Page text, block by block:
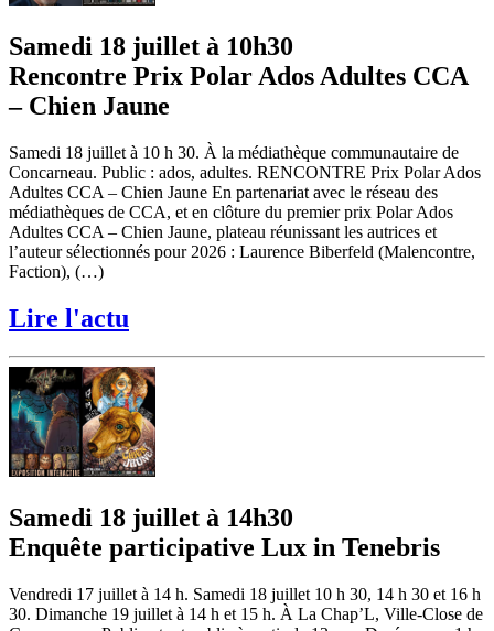
Samedi 18 juillet à 10h30
Rencontre Prix Polar Ados Adultes CCA
– Chien Jaune
Samedi 18 juillet à 10 h 30. À la médiathèque communautaire de
Concarneau. Public : ados, adultes. RENCONTRE Prix Polar Ados
Adultes CCA – Chien Jaune En partenariat avec le réseau des
médiathèques de CCA, et en clôture du premier prix Polar Ados
Adultes CCA – Chien Jaune, plateau réunissant les autrices et
l’auteur sélectionnés pour 2026 : Laurence Biberfeld (Malencontre,
Faction), (…)
Lire l'actu
Samedi 18 juillet à 14h30
Enquête participative Lux in Tenebris
Vendredi 17 juillet à 14 h. Samedi 18 juillet 10 h 30, 14 h 30 et 16 h
30. Dimanche 19 juillet à 14 h et 15 h. À La Chap’L, Ville-Close de